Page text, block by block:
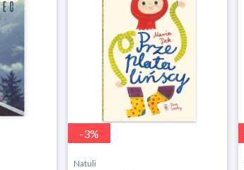
-3%
Natuli